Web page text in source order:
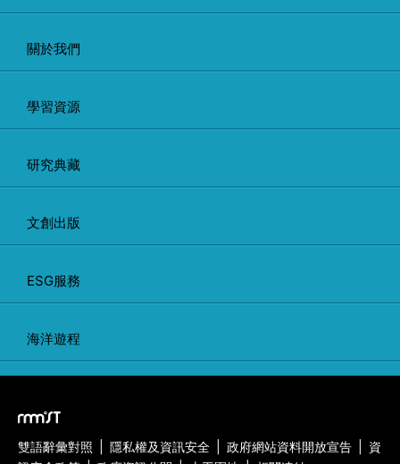
關於我們
學習資源
研究典藏
文創出版
ESG服務
海洋遊程
雙語辭彙對照 隱私權及資訊安全 政府網站資料開放宣告
資